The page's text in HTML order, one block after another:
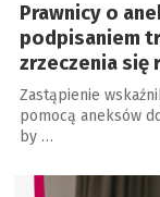
Prawnicy o
podpisaniem
zrzeczenia się
Zastąpienie
pomocą aneksów
by …